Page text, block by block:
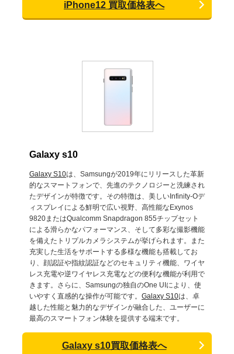
iPhone12 買取価格表へ
Galaxy s10
Galaxy S10は、Samsungが2019年にリリースした革新
的なスマートフォンで、先進のテクノロジーと洗練され
たデザインが特徴です。その特徴は、美しいInfinity-Oデ
ィスプレイによる鮮明で広い視野、高性能なExynos
9820またはQualcomm Snapdragon 855チップセット
による滑らかなパフォーマンス、そして多彩な撮影機能
を備えたトリプルカメラシステムが挙げられます。また
充実した生活をサポートする多様な機能も搭載してお
り、顔認証や指紋認証などのセキュリティ機能、ワイヤ
レス充電や逆ワイヤレス充電などの便利な機能が利用で
きます。さらに、Samsungの独自のOne UIにより、使
いやすく直感的な操作が可能です。 Galaxy S10は、卓
越した性能と魅力的なデザインが融合した、ユーザーに
最高のスマートフォン体験を提供する端末です。
Galaxy s10買取価格表へ